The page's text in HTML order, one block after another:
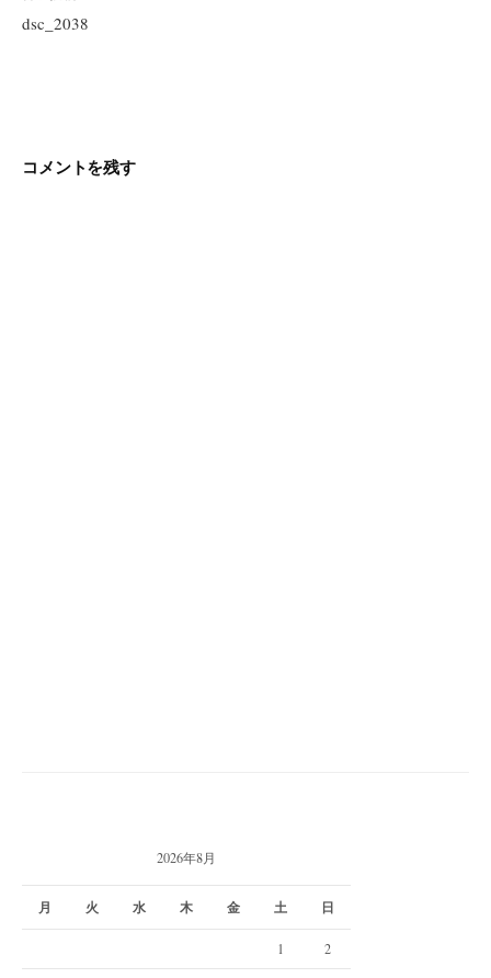
稿
ョ
dsc_2038
コメントを残す
2026年8月
月 火 水 木 金 土 日
1 2